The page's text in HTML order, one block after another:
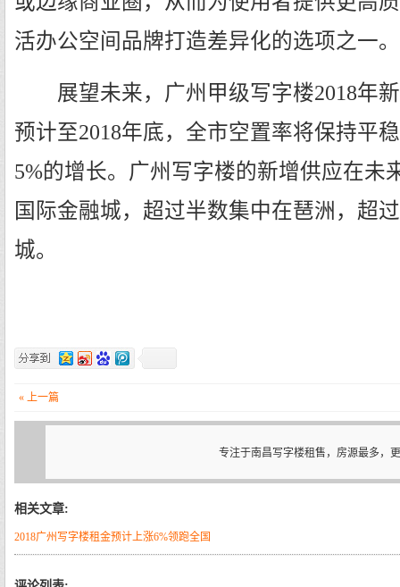
活办公空间品牌打造差异化的选项之一。
展望未来，广州甲级写字楼2018年新
预计至2018年底，全市空置率将保持平
5%的增长。广州写字楼的新增供应在未
国际金融城，超过半数集中在琶洲，超
城。
« 上一篇
专注于南昌写字楼租售，房源最多，
相关文章:
2018广州写字楼租金预计上涨6%领跑全国